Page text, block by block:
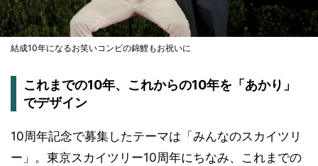
結成10年になるお笑いコンビの錦鯉もお祝いに
これまでの10年、これからの10年を「あかり」
でデザイン
10周年記念で募集したテーマは「みんなのスカイツリ
ー」。東京スカイツリー10周年にちなみ、これまでの